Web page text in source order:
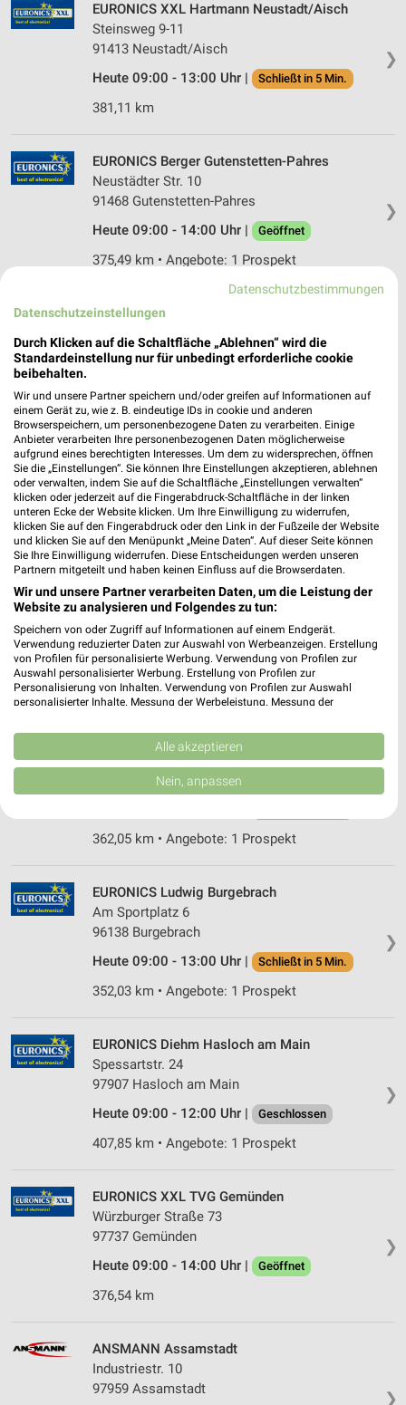
❯
EURONICS XXL Hartmann Neustadt/Aisch
Steinsweg 9-11
91413 Neustadt/Aisch
Heute 09:00 - 13:00 Uhr |
Schließt in 5 Min.
381,11 km
❯
EURONICS Berger Gutenstetten-Pahres
Neustädter Str. 10
91468 Gutenstetten-Pahres
Heute 09:00 - 14:00 Uhr |
Geöffnet
375,49 km • Angebote: 1 Prospekt
HEM expert Bad Mergentheim
Boxberger Straße 1-5
97980 Bad Mergentheim
422,08 km • Angebote: 1 Prospekt
EURONICS XXL Schlegelmilch Haßfurt
Godelstatt 8
97437 Haßfurt
Heute 09:00 - 16:00 Uhr |
Geöffnet
340,86 km
EURONICS Heller Markt Erlbach
Hauptstr. 36-38-40
91459 Markt Erlbach
389,47 km • Angebote: 1 Prospekt
❯
EURONICS Schumm Hammelburg
Saaletalstr. 1
97762 Hammelburg
362,05 km • Angebote: 1 Prospekt
❯
EURONICS Ludwig Burgebrach
Am Sportplatz 6
96138 Burgebrach
Heute 09:00 - 13:00 Uhr |
Schließt in 5 Min.
352,03 km • Angebote: 1 Prospekt
❯
EURONICS Diehm Hasloch am Main
Spessartstr. 24
97907 Hasloch am Main
Heute 09:00 - 12:00 Uhr |
Geschlossen
407,85 km • Angebote: 1 Prospekt
❯
EURONICS XXL TVG Gemünden
Würzburger Straße 73
97737 Gemünden
Heute 09:00 - 14:00 Uhr |
Geöffnet
376,54 km
❯
ANSMANN Assamstadt
Industriestr. 10
97959 Assamstadt
Datenschutzbestimmungen
Datenschutzeinstellungen
Durch Klicken auf die Schaltfläche „Ablehnen“ wird die
Standardeinstellung nur für unbedingt erforderliche cookie
beibehalten.
Wir und unsere Partner speichern und/oder greifen auf Informationen auf
einem Gerät zu, wie z. B. eindeutige IDs in cookie und anderen
Browserspeichern, um personenbezogene Daten zu verarbeiten. Einige
Anbieter verarbeiten Ihre personenbezogenen Daten möglicherweise
aufgrund eines berechtigten Interesses. Um dem zu widersprechen, öffnen
Sie die „Einstellungen“. Sie können Ihre Einstellungen akzeptieren, ablehnen
oder verwalten, indem Sie auf die Schaltfläche „Einstellungen verwalten“
klicken oder jederzeit auf die Fingerabdruck-Schaltfläche in der linken
unteren Ecke der Website klicken. Um Ihre Einwilligung zu widerrufen,
klicken Sie auf den Fingerabdruck oder den Link in der Fußzeile der Website
und klicken Sie auf den Menüpunkt „Meine Daten“. Auf dieser Seite können
Sie Ihre Einwilligung widerrufen. Diese Entscheidungen werden unseren
Partnern mitgeteilt und haben keinen Einfluss auf die Browserdaten.
Wir und unsere Partner verarbeiten Daten, um die Leistung der
Website zu analysieren und Folgendes zu tun:
Speichern von oder Zugriff auf Informationen auf einem Endgerät.
Verwendung reduzierter Daten zur Auswahl von Werbeanzeigen. Erstellung
von Profilen für personalisierte Werbung. Verwendung von Profilen zur
Auswahl personalisierter Werbung. Erstellung von Profilen zur
Personalisierung von Inhalten. Verwendung von Profilen zur Auswahl
personalisierter Inhalte. Messung der Werbeleistung. Messung der
Kombinationen von Daten aus verschiedenen Quellen. Entwicklung und
Verbesserung der Angebote. Verwendung reduzierter Daten zur Auswahl
von Inhalten.
Daten können außerhalb der Europäischen Union weitergegeben und in die
USA gesendet werden.
Website/App.
Partnerliste anzeigen (1 IAB-Anbieter)
IAB-Verarbeitungszwecke:
Speichern von oder Zugriff auf Informationen
auf einem Endgerät
Verwendung reduzierter Daten zur Auswahl von
Werbeanzeigen
Werbung
Verwendung von Profilen zur Auswahl
personalisierter Werbung
von Inhalten
personalisierter Inhalte
Messung der Werbeleistung
Messung der Performance von Inhalten
Quellen
Entwicklung und Verbesserung der Angebote
Alle akzeptieren
Nein, anpassen